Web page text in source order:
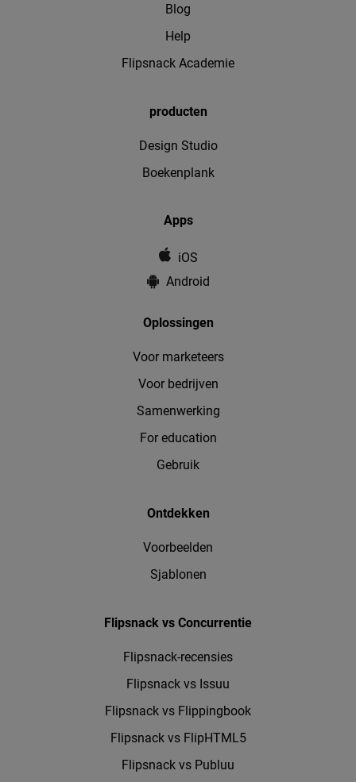
Blog
Help
Flipsnack Academie
producten
Design Studio
Boekenplank
Apps
iOS
Android
Oplossingen
Voor marketeers
Voor bedrijven
Samenwerking
For education
Gebruik
Ontdekken
Voorbeelden
Sjablonen
Flipsnack vs Concurrentie
Flipsnack-recensies
Flipsnack vs Issuu
Flipsnack vs Flippingbook
Flipsnack vs FlipHTML5
Flipsnack vs Publuu